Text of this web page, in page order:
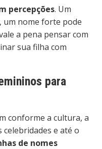
percepções. Um
um nome forte pode
a pena pensar com
sua filha com
para
conforme a cultura, a
celebridades e até o
de nomes